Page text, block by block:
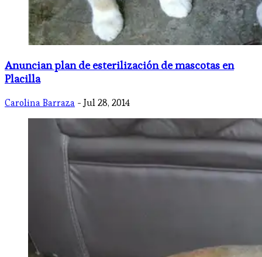
Anuncian plan de esterilización de mascotas en
Placilla
Carolina Barraza - Jul 28, 2014